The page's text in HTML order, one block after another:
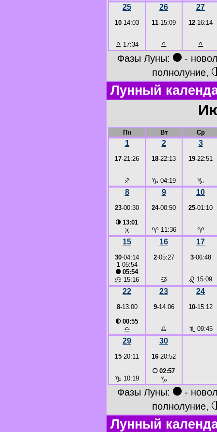
25
10-14:03
♎ 17:34
26
11-15:09
♎
27
12-16:14
♎
Фазы Луны: ● -
полнолуние,
Лунный
Пн Вт Ср
1
17-21:26
♐
2
18-22:13
♑ 04:19
3
19-22:51
♑
8
23-00:30
◑13:01
♓
9
24-00:50
♈ 11:36
10
25-01:10
♈
15
30-04:14
1-05:54
●05:54
♋ 15:16
16
2-05:27
♋
17
3-06:48
♌ 15:09
22
8-13:00
◐00:55
♎
23
9-14:06
♎
24
10-15:12
♏ 09:45
29
15-20:11
♑ 10:19
30
16-20:52
○02:57
♑
Фазы Луны: ● -
полнолуние,
Лунный